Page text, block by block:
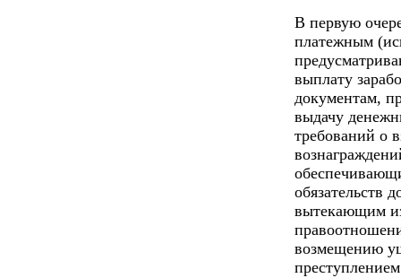
В первую
платежным
выплату
документам,
выдачу
требований о
обязательств
вытекающим
возмещению